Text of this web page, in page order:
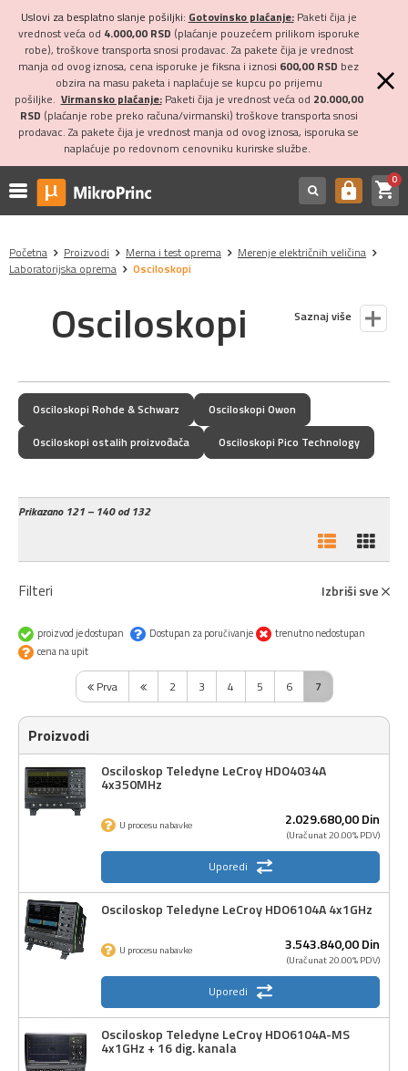
Uslovi za besplatno slanje pošiljki: Gotovinsko plaćanje:Paketi čija je
vrednost veća od 4.000,00 RSD (plaćanje pouzećem prilikom isporuke
robe), troškove transporta snosi prodavac. Za pakete čija je vrednost
manja od ovog iznosa, cena isporuke je fiksna i iznosi 600,00 RSD bez
obzira na masu paketa i naplaćuje se kupcu po prijemu
pošiljke. Virmansko plaćanje:Paketi čija je vrednost veća od 20.000,00
RSD (plaćanje robe preko računa/virmanski) troškove transporta snosi
prodavac. Za pakete čija je vrednost manja od ovog iznosa, isporuka se
naplaćuje po redovnom cenovniku kurirske službe.
https shopping_cart0
Početna Proizvodi Merna i test oprema
Merenje električnih veličina
Laboratorijska oprema
Osciloskopi
Osciloskopi Saznaj više
Osciloskopi Rohde & Schwarz
Osciloskopi Owon
Osciloskopi ostalih proizvođača
Osciloskopi Pico Technology
Prikazano121 – 140 od 132
Filteri Izbriši sve
proizvod je dostupan Dostupan za poručivanje
trenutno nedostupan
cena na upit
Prva 2 3 4 5 6 7
Proizvodi
Osciloskop Teledyne LeCroy HDO4034A
4x350MHz
2.029.680,00Din
(Uračunat 20.00% PDV)
U procesu nabavke
Uporedi
Osciloskop Teledyne LeCroy HDO6104A 4x1GHz
3.543.840,00Din
(Uračunat 20.00% PDV)
U procesu nabavke
Uporedi
Osciloskop Teledyne LeCroy HDO6104A-MS
4x1GHz + 16 dig. kanala